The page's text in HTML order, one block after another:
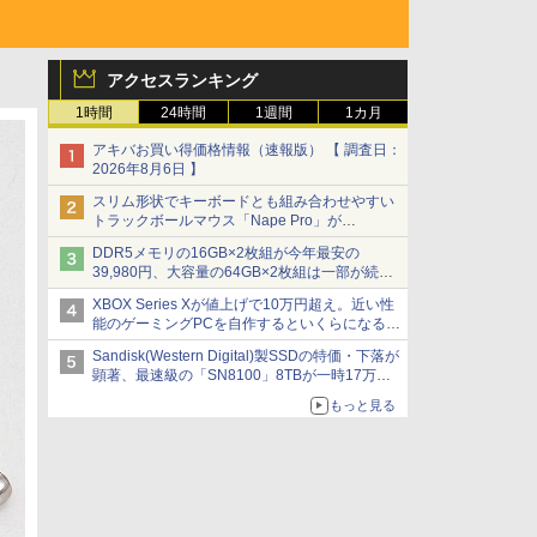
アクセスランキング
1時間 24時間 1週間 1カ月
アキバお買い得価格情報（速報版） 【 調査日：
2026年8月6日 】
スリム形状でキーボードとも組み合わせやすい
トラックボールマウス「Nape Pro」が
Keychronから
DDR5メモリの16GB×2枚組が今年最安の
39,980円、大容量の64GB×2枚組は一部が続騰
[8月前半のメモリ価格]
XBOX Series Xが値上げで10万円超え。近い性
能のゲーミングPCを自作するといくらになる？
【石田賀津男の『酒の肴にPCゲーム』】
Sandisk(Western Digital)製SSDの特価・下落が
顕著、最速級の「SN8100」8TBが一時17万円
もっと見る